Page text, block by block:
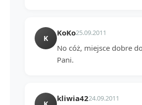
K
KoKo25.09.2011
No cóż, miejsce dobre
Pani.
kliwia4224.09.2011